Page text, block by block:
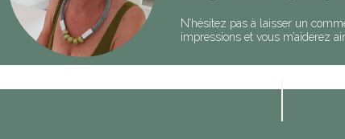
N’hésitez pas à laisser un
impressions et vous m’aiderez